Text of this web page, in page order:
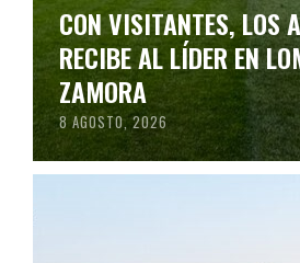
CON VISITANTES, LOS
RECIBE AL LÍDER EN
ZAMORA
8 AGOSTO, 2026